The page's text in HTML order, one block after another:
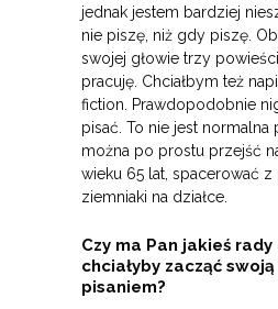
jednak jestem bardziej
nie piszę, niż gdy piszę.
swojej głowie trzy
pracuję. Chciałbym też
fiction. Prawdopodobnie
pisać. To nie jest normalna
można po prostu przejść
wieku 65 lat, spacerować z
ziemniaki na działce.
Czy ma Pan jakieś
chciałyby zacząć
pisaniem?